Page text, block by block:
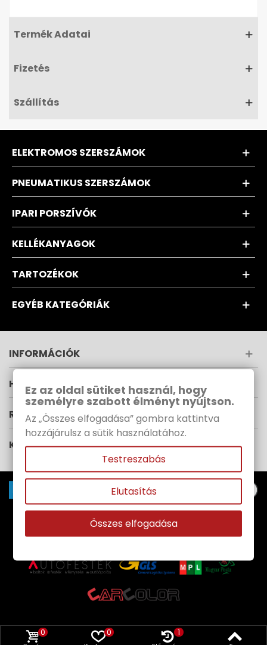
Termék Adatai
Fizetés
Szállítás
ELEKTROMOS SZERSZÁMOK
PNEUMATIKUS SZERSZÁMOK
IPARI PORSZÍVÓK
KELLÉKANYAGOK
TARTOZÉKOK
EGYÉB KATEGÓRIÁK
INFORMÁCIÓK
HÍRLEVÉL
RUPES MAGYARORSZÁG
KÖVESS MINKET
Copyright© 1991-2026 CAR COLOR | Minden jog
fenntartva |WebPanda
0 0 1
Ez az oldal sütiket használ, hogy
személyre szabott élményt nyújtson.
Az „Összes elfogadása” gombra kattintva
hozzájárulsz a sütik használatához.
Testreszabás
Elutasítás
Összes elfogadása